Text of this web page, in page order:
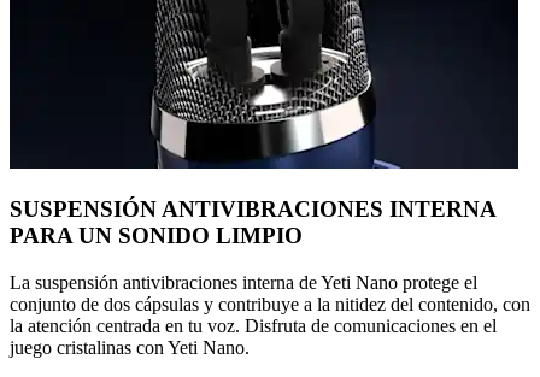
SUSPENSIÓN ANTIVIBRACIONES INTERNA
PARA UN SONIDO LIMPIO
La suspensión antivibraciones interna de Yeti Nano protege el
conjunto de dos cápsulas y contribuye a la nitidez del contenido, con
la atención centrada en tu voz. Disfruta de comunicaciones en el
juego cristalinas con Yeti Nano.